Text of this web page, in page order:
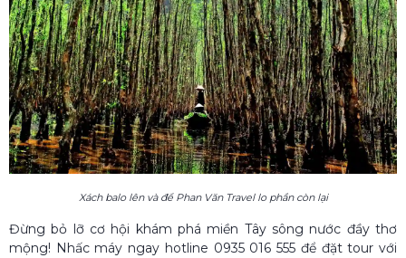
Xách balo lên và để Phan Văn Travel lo phần còn lại
Đừng bỏ lỡ cơ hội khám phá miền Tây sông nước đầy thơ
mộng! Nhấc máy ngay hotline 0935 016 555 để đặt tour với